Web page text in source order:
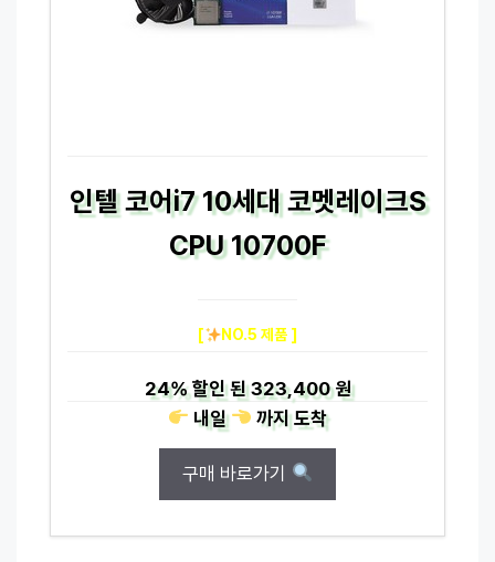
인텔 코어i7 10세대 코멧레이크S
CPU 10700F
[ NO.5 제품 ]
24%할인 된323,400 원
내일
까지도착
구매 바로가기